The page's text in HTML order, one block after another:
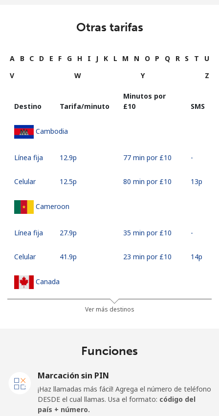
Otras tarifas
A B C D E F G H I J K L M N O P Q R S T
U
V
W Y Z
Destino Tarifa/minuto
Minutos por
⁦£10⁩
SMS
Cambodia
Línea fija ⁦12.9p⁩ 77 min por ⁦£10⁩ -
Celular ⁦12.5p⁩ 80 min por ⁦£10⁩ ⁦13p⁩
Cameroon
Línea fija ⁦27.9p⁩ 35 min por ⁦£10⁩ -
Celular ⁦41.9p⁩ 23 min por ⁦£10⁩ ⁦14p⁩
Canada
665 min por ⁦£10⁩
⁦32.5p⁩ 30 min por ⁦£10⁩ ⁦13p⁩
Ver más destinos
Funciones
Marcación sin PIN
¡Haz llamadas más fácil! Agrega el número de teléfono
DESDE el cual llamas. Usa el formato: código del
país + número.